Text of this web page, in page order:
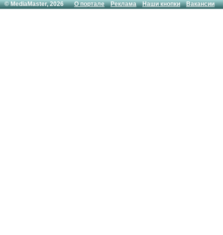
© MediaMaster, 2026О портале Реклама Наши кнопки Вакансии